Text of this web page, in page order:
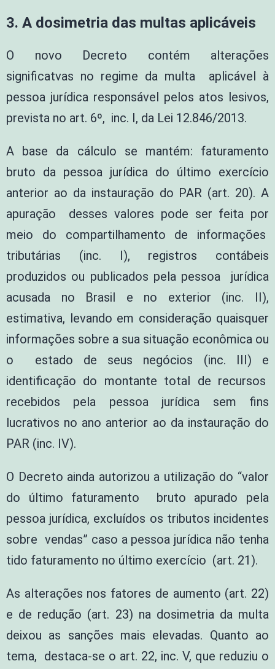
3. A dosimetria das multas aplicáveis
O novo Decreto contém alterações
significatvas no regime da multa aplicável à
pessoa jurídica responsável pelos atos lesivos,
prevista no art. 6º, inc. I, da Lei 12.846/2013.
A base da cálculo se mantém: faturamento
bruto da pessoa jurídica do último exercício
anterior ao da instauração do PAR (art. 20). A
apuração desses valores pode ser feita por
meio do compartilhamento de informações
tributárias (inc. I), registros contábeis
produzidos ou publicados pela pessoa jurídica
acusada no Brasil e no exterior (inc. II),
estimativa, levando em consideração quaisquer
informações sobre a sua situação econômica ou
o estado de seus negócios (inc. III) e
identificação do montante total de recursos
recebidos pela pessoa jurídica sem fins
lucrativos no ano anterior ao da instauração do
PAR (inc. IV).
O Decreto ainda autorizou a utilização do “valor
do último faturamento bruto apurado pela
pessoa jurídica, excluídos os tributos incidentes
sobre vendas” caso a pessoa jurídica não tenha
tido faturamento no último exercício (art. 21).
As alterações nos fatores de aumento (art. 22)
e de redução (art. 23) na dosimetria da multa
deixou as sanções mais elevadas. Quanto ao
tema, destaca-se o art. 22, inc. V, que reduziu o